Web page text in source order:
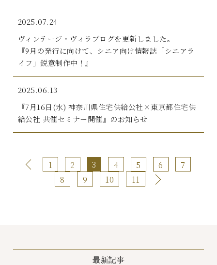
2025.07.24
ヴィンテージ・ヴィラブログを更新しました。
『9月の発行に向けて、シニア向け情報誌「シニアラ
イフ」鋭意制作中！』
2025.06.13
『7月16日(水) 神奈川県住宅供給公社×東京都住宅供
給公社 共催セミナー開催』のお知らせ
1 2 3 4 5 6
7
8
9 10 11
最新記事